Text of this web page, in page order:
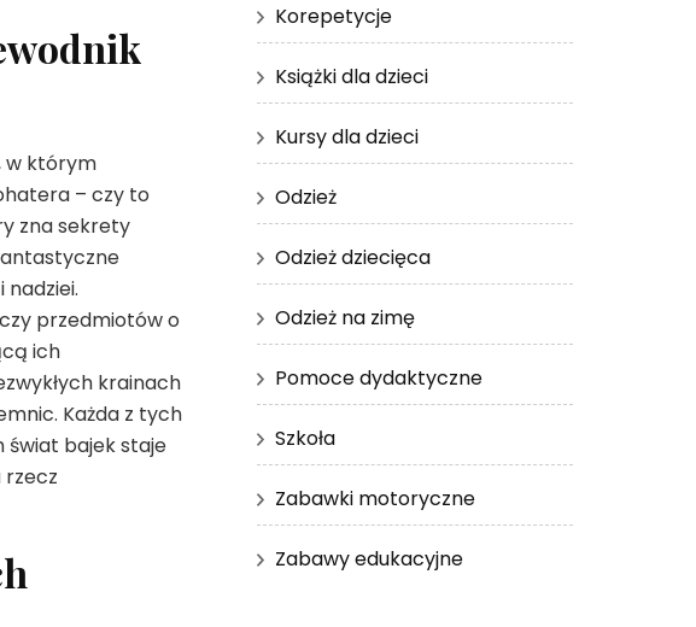
w którym
– czy to
zna sekrety
nadziei.
przedmiotów o
ich
krainach
Każda z tych
świat bajek staje
rzecz
Korepetycje
Książki dla dzieci
Kursy dla dzieci
Odzież
Odzież dziecięca
Odzież na zimę
Pomoce dydaktyczne
Szkoła
Zabawki motoryczne
Zabawy edukacyjne